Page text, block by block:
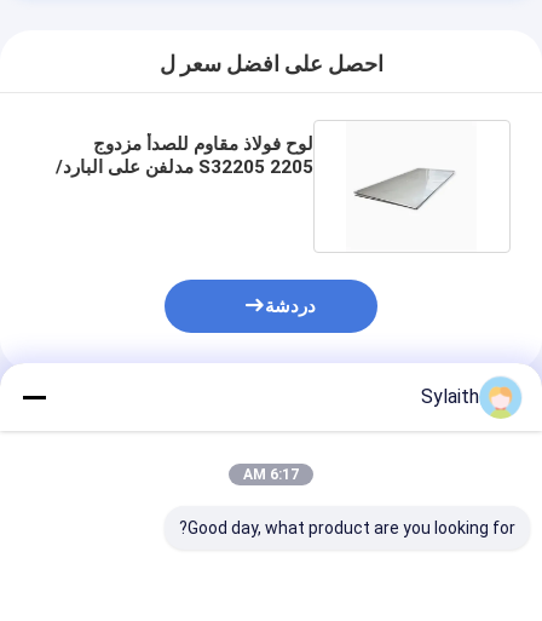
احصل على افضل سعر ل
لوح فولاذ مقاوم للصدأ مزدوج
2205 S32205 مدلفن على البارد/
دردشة
المنتجات الموصى بها
Sylaith
6:17 AM
Good day, what product are you looking for?